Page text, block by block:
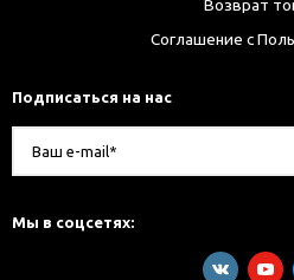
Возврат
Соглашение с
Подписаться на нас
Мы в соцсетях: